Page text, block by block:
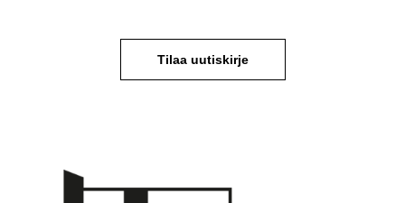
Tilaa uutiskirje